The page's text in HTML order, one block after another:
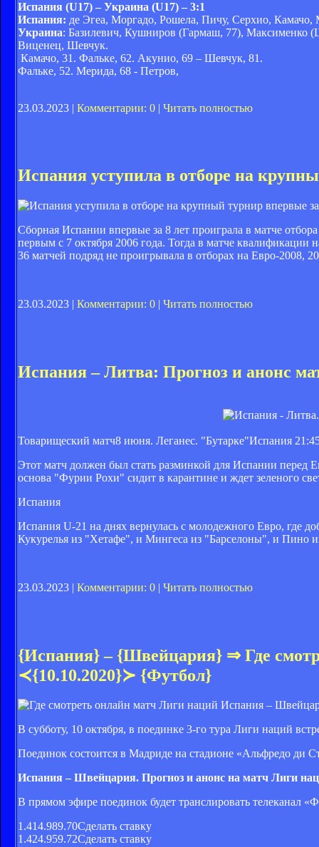
Испания (U17) – Украина (U17) – 3:1
Испания: де Эгеа, Моргадо, Рошела, Пичу, Серхио,
Украина: Базилевич, Кушниров (Гармаш, 77), Максименко
Виценец, Шевчук.
Камачо, 31. Фальке, 62. Акунио, 69 – Шевчук, 81.
Фальке, 52. Мерида, 68 - Петров,
23.03.2023 | Комментарии: 0 | Читать полностью
Испания уступила в отборе на
Сборная Испании впервые за 8 лет проиграла в матче
первым с 7 октября 2006 года. Тогда в матче
36 матчей подряд не проигрывала в отборах на Евро-2008,
23.03.2023 | Комментарии: 0 | Читать полностью
Испания – Литва: Прогноз и анонс
Товарищеский матч8 июня. Леганес. "Бутарке"Испания
Этот матч должен был стать разминкой для Испании перед
основа "Фурии Рохи" сидит в карантине и ждет зеленого
Испания
Испания U-21 на днях вернулась с молодежного Евро, где
Кукурелья из "Хетафе", и Мингеса из "Барселоны", и Пино
23.03.2023 | Комментарии: 0 | Читать полностью
{Испания} – {Швейцария} ⇒ Где
≺{10.10.2020}≻ {Футбол}
В субботу, 10 октября, в поединке 3-го тура Лиги наций
Поединок состоится в Мадриде на стадионе «Альфредо ди
Испания – Швейцария. Прогноз и анонс на матч Лиги
В прямом эфире поединок будет транслировать телеканал
1.414.989.70Сделать ставку
1.424.959.72Сделать ставку